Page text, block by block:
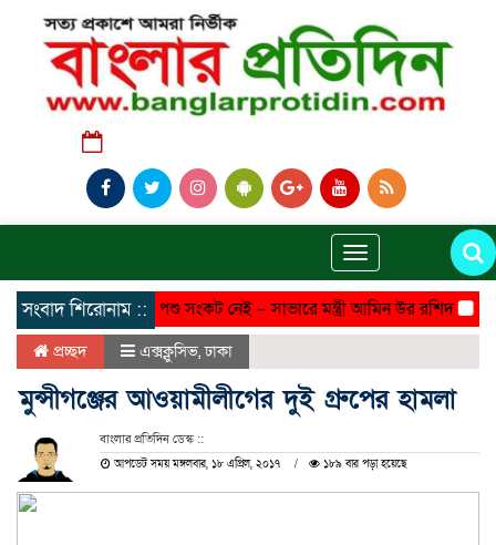
শুক্রবার, ০৭ অগাস্ট ২০২৬, ১১:৩১ অপরাহ্ন
Toggle
navigation
সংবাদ শিরোনাম ::
দেশে কোনো পশু সংকট নেই – সাভারে মন্ত্রী আমিন উর রশিদ সাভার
প্রচ্ছদ এক্সক্লুসিভ,ঢাকা
মুন্সীগঞ্জের আওয়ামীলীগের দুই গ্রুপের হামলা
বাংলার প্রতিদিন ডেস্ক ::
আপডেট সময় মঙ্গলবার, ১৮ এপ্রিল, ২০১৭ ১৮৯ বার পড়া হয়েছে